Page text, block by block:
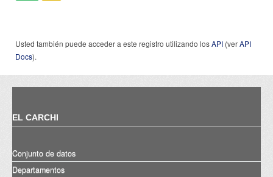
Usted también puede acceder a este registro utilizando losAPI (verAPI
Docs).
EL CARCHI
Conjunto de datos
Departamentos